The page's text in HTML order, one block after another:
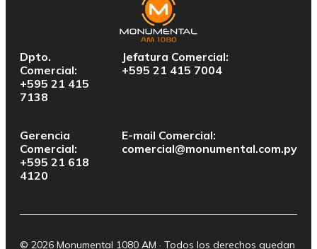
Dpto.
Comercial:
+595 21 415
7138
Jefatura Comercial:
+595 21 415 7004
Gerencia
Comercial:
+595 21 618
4120
E-mail Comercial:
comercial@monumental.com.py
© 2026 Monumental 1080 AM · Todos los derechos quedan